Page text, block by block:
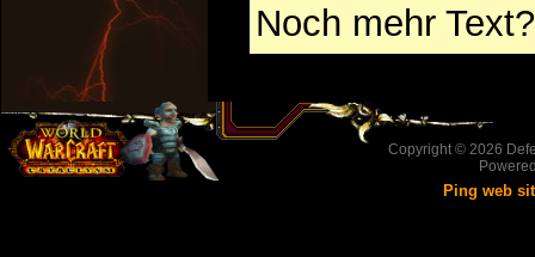
Noch mehr
Copyright © 2026
Ping web